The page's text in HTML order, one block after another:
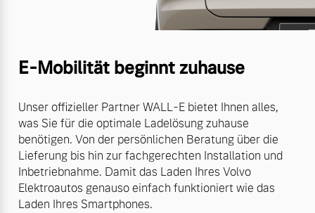
E-Mobilität beginnt zuhause
Unser offizieller Partner WALL-E bietet Ihnen alles,
was Sie für die optimale Ladelösung zuhause
benötigen. Von der persönlichen Beratung über die
Lieferung bis hin zur fachgerechten Installation und
Inbetriebnahme. Damit das Laden Ihres Volvo
Elektroautos genauso einfach funktioniert wie das
Laden Ihres Smartphones.